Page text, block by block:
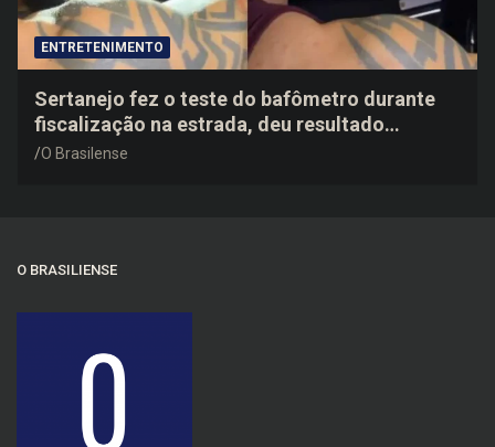
ENTRETENIMENTO
Sertanejo fez o teste do bafômetro durante
fiscalização na estrada, deu resultado
negativo e elogiou o trabalho dos agentes de
O Brasilense
O BRASILIENSE